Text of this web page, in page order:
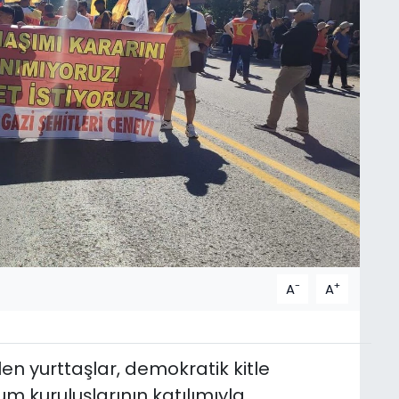
A- A+
yurttaşlar, demokratik kitle